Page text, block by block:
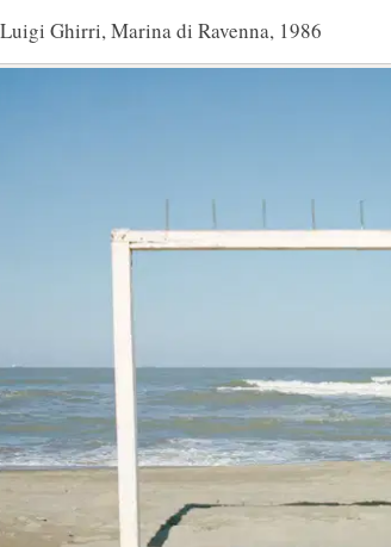
Ghirri, Marina di Ravenna, 1986